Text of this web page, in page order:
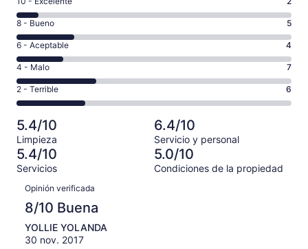
de
10,
es
decir,
Excelente.
Basada
en
de
24
opiniones
Puntuación
de
8,
es
decir,
Bueno.
Basada
en
5
de
24
opiniones
8 - Bueno 5
Puntuación
de
6,
es
decir,
Basada
en
4
de
24
opiniones
6 - Aceptable 4
Puntuación
de
4,
es
decir,
Malo.
Basada
en
de
24
opiniones
4 - Malo 7
Puntuación
de
2,
es
decir,
Terrible.
Basada
en
de
24
opiniones
2 - Terrible 6
5.4/10
Limpieza
6.4/10
Servicio y personal
5.4/10
Servicios
5.0/10
Condiciones de la propiedad
Opiniones
Opinión verificada
8/10 Buena
YOLLIE YOLANDA
30 nov. 2017